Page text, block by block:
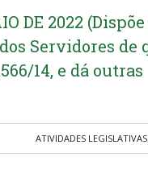
DE 2022
Servidores de
14, e dá outras
ATIVIDADES LEGISLATIVAS